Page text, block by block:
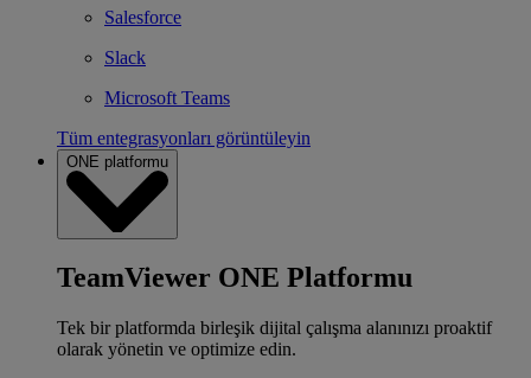
Salesforce
Slack
Microsoft Teams
Tüm entegrasyonları görüntüleyin
ONE platformu
TeamViewer ONE Platformu
Tek bir platformda birleşik dijital çalışma alanınızı proaktif
olarak yönetin ve optimize edin.